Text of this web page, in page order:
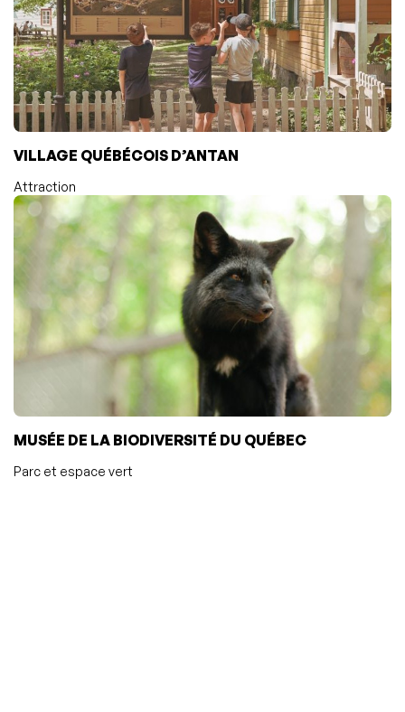
VILLAGE QUÉBÉCOIS D’ANTAN
Attraction
MUSÉE DE LA BIODIVERSITÉ DU QUÉBEC
Parc et espace vert